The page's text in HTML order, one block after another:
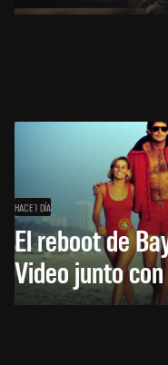
HACE 1 DÍA
El reboot de
Video junto